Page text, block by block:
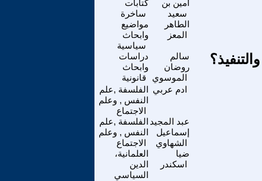
كتابات
ساخرة
أمين بن
سعيد
مواضيع
وابحاث
سياسية
الطاهر
المعز
دراسات
وابحاث
قانونية
سالم
روضان
الموسوي
الفلسفة ,علم
النفس , وعلم
الاجتماع
ادم عربي
الفلسفة ,علم
النفس , وعلم
الاجتماع
عبد المجيد
إسماعيل
الشهاوي
العلمانية،
الدين
السياسي
ضيا
اسكندر